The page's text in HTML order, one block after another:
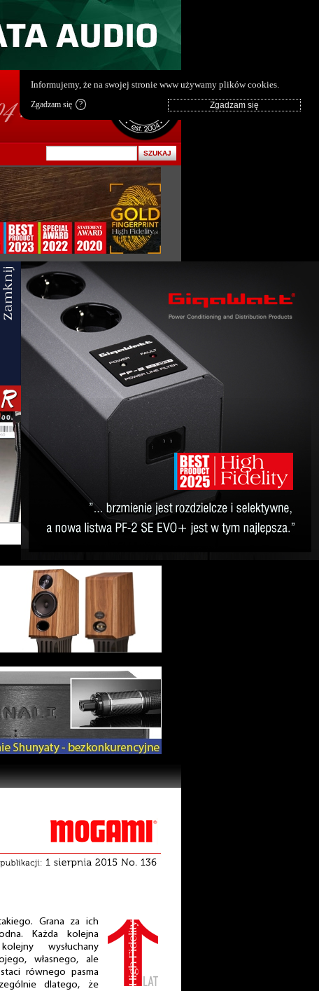
Grana za ich
Każda kolejna
wysłuchany
własnego, ale
równego pasma
dlatego, że
Informujemy, że na swojej stronie www używamy plików cookies.
Zgadzam się ?